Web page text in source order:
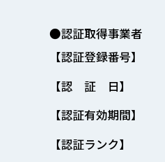
●認証取得事業者
【認証登録番号】
【認 証 日】
【認証有効期間】
【認証ランク】